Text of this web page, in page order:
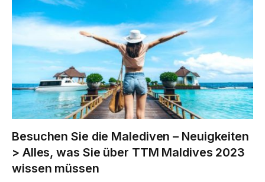
Besuchen Sie die Malediven – Neuigkeiten
> Alles, was Sie über TTM Maldives 2023
wissen müssen